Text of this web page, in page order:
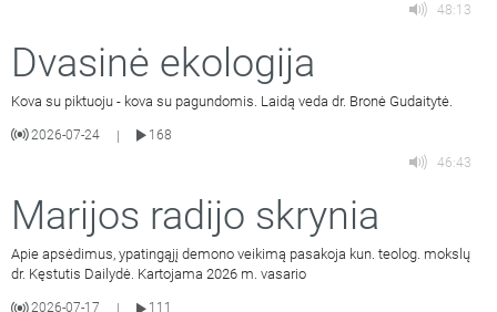
48:13
Dvasinė ekologija
Kova su piktuoju - kova su pagundomis. Laidą veda dr. Bronė Gudaitytė.
2026-07-24 |
168
46:43
Marijos radijo skrynia
Apie apsėdimus, ypatingąjį demono veikimą pasakoja kun. teolog. mokslų
dr. Kęstutis Dailydė. Kartojama 2026 m. vasario
2026-07-17 111